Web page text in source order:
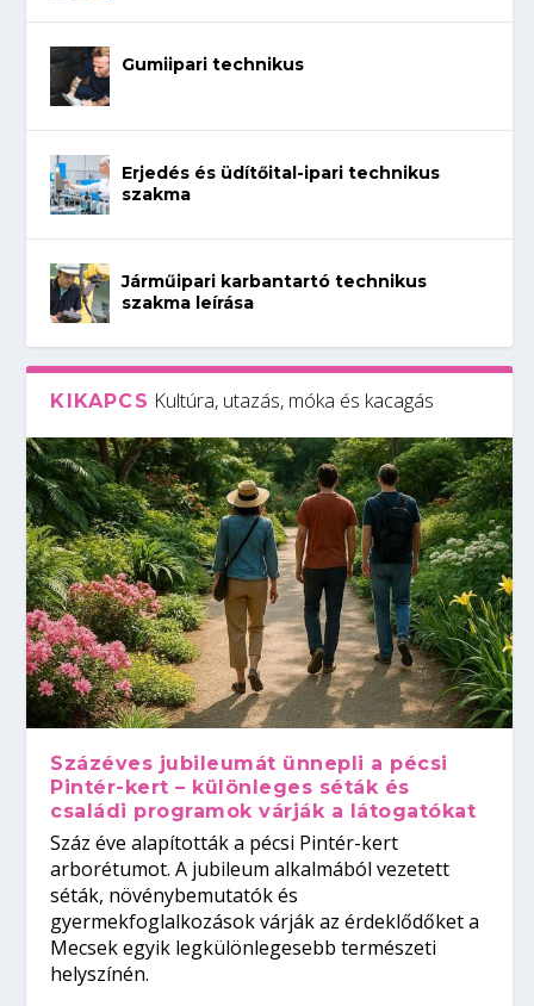
Gumiipari technikus
Erjedés és üdítőital-ipari technikus
szakma
Járműipari karbantartó technikus
szakma leírása
KIKAPCS Kultúra, utazás, móka és kacagás
Százéves jubileumát ünnepli a pécsi
Pintér-kert – különleges séták és
családi programok várják a látogatókat
Száz éve alapították a pécsi Pintér-kert
arborétumot. A jubileum alkalmából vezetett
séták, növénybemutatók és
gyermekfoglalkozások várják az érdeklődőket a
Mecsek egyik legkülönlegesebb természeti
helyszínén.